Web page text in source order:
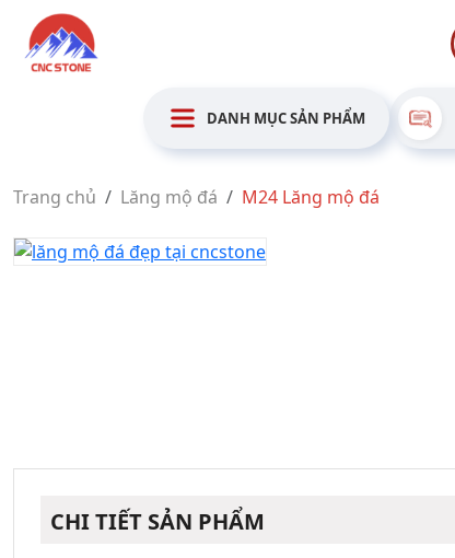
DANH MỤC SẢN PHẨM
Trang chủ Lăng mộ đá M24 Lăng mộ đá
CHI TIẾT SẢN PHẨM